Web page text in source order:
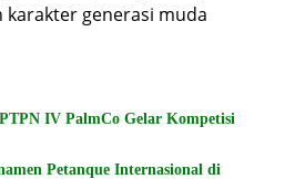
generasi muda
IV PalmCo Gelar Kompetisi
Petanque Internasional di